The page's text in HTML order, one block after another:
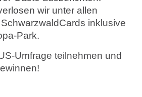
wir unter allen
inklusive
Park.
Umfrage teilnehmen und